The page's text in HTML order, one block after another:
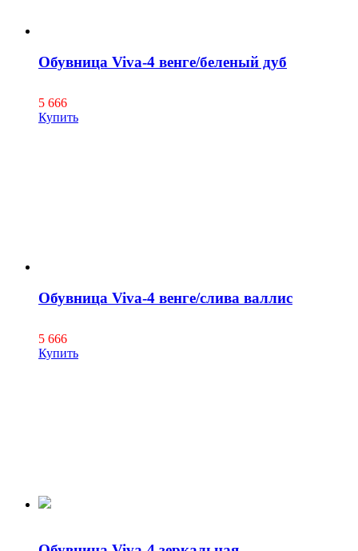
Обувница Viva-4 венге/беленый дуб
5 666
Купить
Обувница Viva-4 венге/слива валлис
5 666
Купить